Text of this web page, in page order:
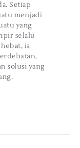
Setiap
menjadi
yang
selalu
ia
solusi yang